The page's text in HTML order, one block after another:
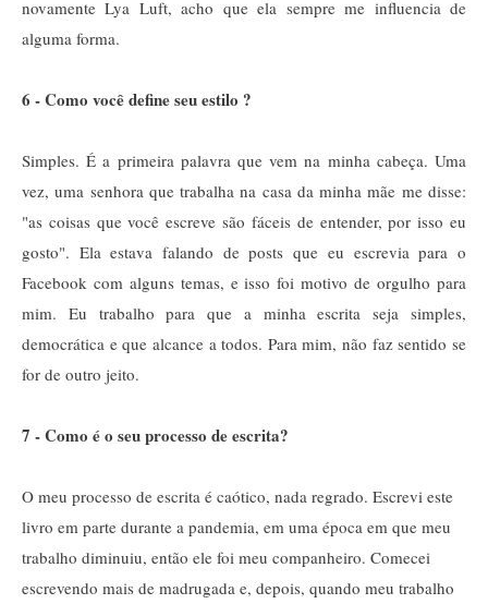
novamente Lya Luft, acho que ela sempre me influencia de
alguma forma.
6 - Como você define seu estilo ?
Simples. É a primeira palavra que vem na minha cabeça. Uma
vez, uma senhora que trabalha na casa da minha mãe me disse:
"as coisas que você escreve são fáceis de entender, por isso eu
gosto". Ela estava falando de posts que eu escrevia para o
Facebook com alguns temas, e isso foi motivo de orgulho para
mim. Eu trabalho para que a minha escrita seja simples,
democrática e que alcance a todos. Para mim, não faz sentido se
for de outro jeito.
7 - Como é o seu processo de escrita?
O meu processo de escrita é caótico, nada regrado. Escrevi este
livro em parte durante a pandemia, em uma época em que meu
trabalho diminuiu, então ele foi meu companheiro. Comecei
escrevendo mais de madrugada e, depois, quando meu trabalho